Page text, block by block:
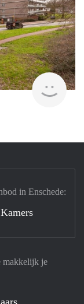
makkelijk je
in Enschede:
Kamers